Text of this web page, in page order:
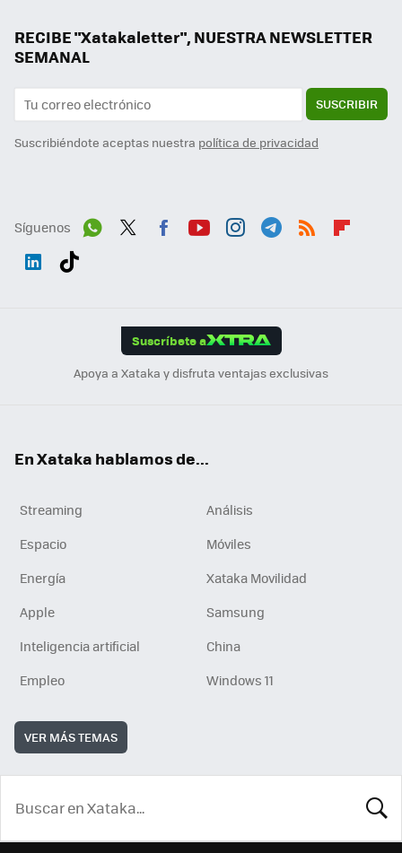
RECIBE "Xatakaletter", NUESTRA NEWSLETTER
SEMANAL
SUSCRIBIR
Suscribiéndote aceptas nuestra política de privacidad
Síguenos
Suscríbete a
Apoya a Xataka y disfruta ventajas exclusivas
En Xataka hablamos de...
Streaming
Análisis
Espacio
Móviles
Energía
Xataka Movilidad
Apple
Samsung
Inteligencia artificial
China
Empleo
Windows 11
VER MÁS TEMAS